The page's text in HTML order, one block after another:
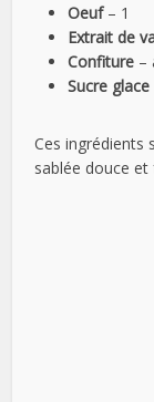
Oeuf– 1
Extrait de
Confiture –
Sucre glace
Ces ingrédients
sablée douce et